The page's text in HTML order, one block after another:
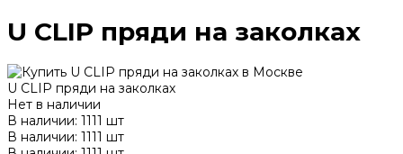
U CLIP пряди на заколках
U CLIP пряди на заколках
Нет в наличии
В наличии: 1111 шт
В наличии: 1111 шт